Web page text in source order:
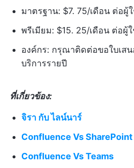
มาตรฐาน: $7. 75/เดือน ต่อผู้
พรีเมียม: $15. 25/เดือน ต่อผู้
องค์กร: กรุณาติดต่อขอใบเส
บริการรายปี
ที่เกี่ยวข้อง:
จิรา กับ ไลน์นาร์
Confluence Vs SharePoint
Confluence Vs Teams